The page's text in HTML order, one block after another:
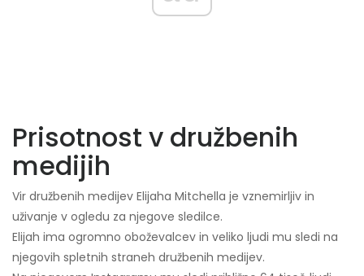
Prisotnost v družbenih
medijih
Vir družbenih medijev Elijaha Mitchella je vznemirljiv in
uživanje v ogledu za njegove sledilce.
Elijah ima ogromno oboževalcev in veliko ljudi mu sledi na
njegovih spletnih straneh družbenih medijev.